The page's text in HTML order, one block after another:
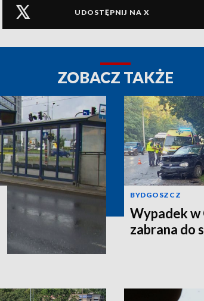
UDOSTĘPNIJ NA X
ZOBACZ TAKŻE
BYDGOSZCZ
Wypadek w
zabrana do